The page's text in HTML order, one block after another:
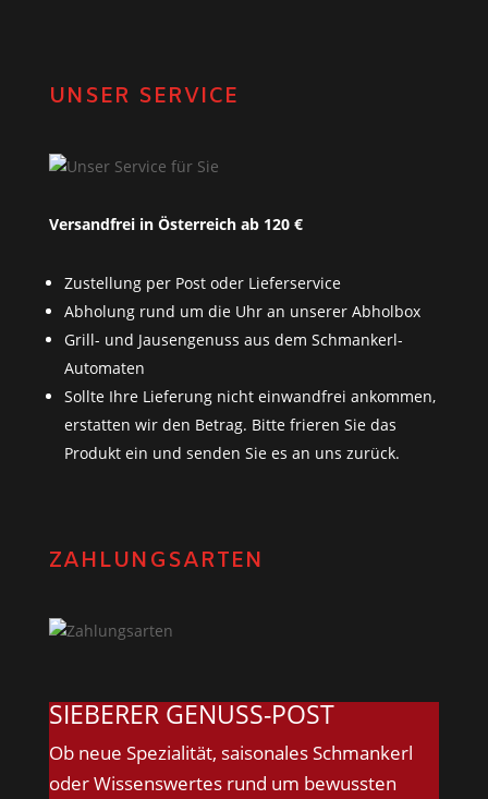
UNSER SERVICE
Versandfrei in Österreich ab 120 €
Zustellung per Post oder Lieferservice
Abholung rund um die Uhr an unserer Abholbox
Grill- und Jausengenuss aus dem Schmankerl-
Automaten
Sollte Ihre Lieferung nicht einwandfrei ankommen,
erstatten wir den Betrag. Bitte frieren Sie das
Produkt ein und senden Sie es an uns zurück.
ZAHLUNGSARTEN
SIEBERER GENUSS-POST
Ob neue Spezialität, saisonales Schmankerl
oder Wissenswertes rund um bewussten